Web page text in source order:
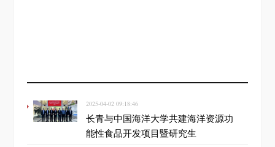
2025-04-02 09:18:46
长青与中国海洋大学共建海洋资源功
能性食品开发项目暨研究生